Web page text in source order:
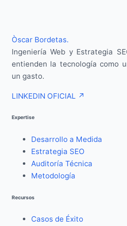
Òscar Bordetas.
Ingeniería Web y Estrategia
entienden la tecnología como
un gasto.
LINKEDIN OFICIAL ↗
Expertise
Desarrollo a Medida
Estrategia SEO
Auditoría Técnica
Metodología
Recursos
Casos de Éxito